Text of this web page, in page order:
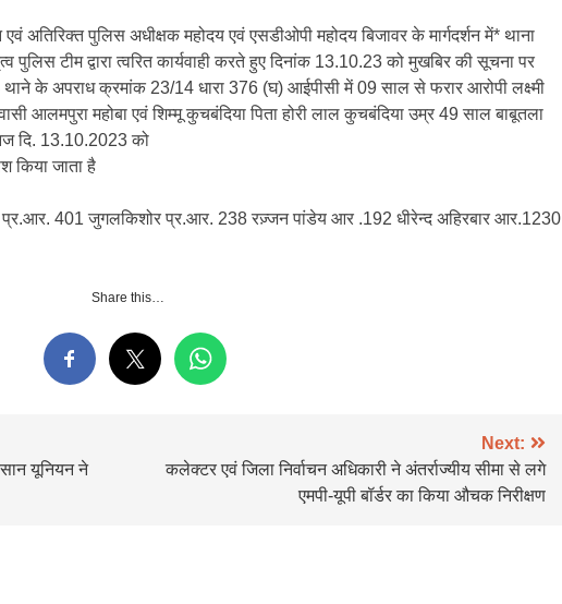
अतिरिक्त पुलिस अधीक्षक महोदय एवं एसडीओपी महोदय बिजावर के मार्गदर्शन में* थाना
पुलिस टीम द्वारा त्वरित कार्यवाही करते हुए दिनांक 13.10.23 को मुखबिर की सूचना पर
के अपराध क्रमांक 23/14 धारा 376 (घ) आईपीसी में 09 साल से फरार आरोपी लक्ष्मी
आलमपुरा महोबा एवं शिम्मू कुचबंदिया पिता होरी लाल कुचबंदिया उम्र 49 साल बाबूतला
दि. 13.10.2023 को
किया जाता है
प्र.आर. 401 जुगलकिशोर प्र.आर. 238 रज़्जन पांडेय आर .192 धीरेन्द अहिरबार आर.1230
Share this…
यूनियन ने
Next:
कलेक्टर एवं जिला निर्वाचन अधिकारी ने अंतर्राज्यीय सीमा से लगे
एमपी-यूपी बॉर्डर का किया औचक निरीक्षण